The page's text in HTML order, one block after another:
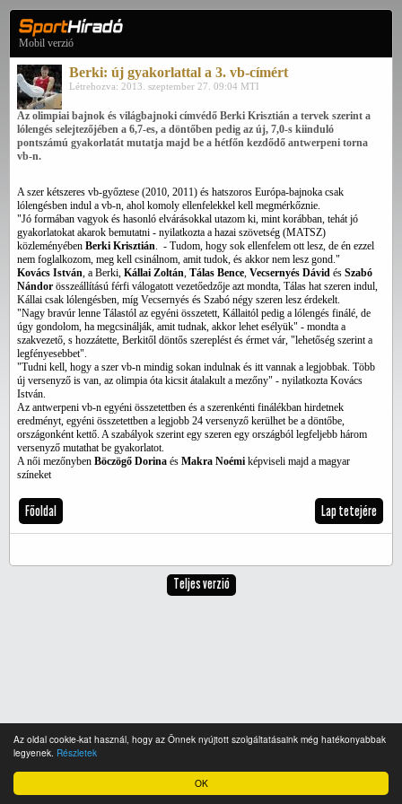
OK
Az oldal cookie-kat használ, hogy az Önnek nyújtott szolgáltatásaink még hatékonyabbak
legyenek. Részletek
Mobil verzió
Berki: új gyakorlattal a 3. vb-címért
Létrehozva: 2013. szeptember 27. 09:04 MTI
Az olimpiai bajnok és világbajnoki címvédő Berki Krisztián a tervek szerint a
lólengés selejtezőjében a 6,7-es, a döntőben pedig az új, 7,0-s kiinduló
pontszámú gyakorlatát mutatja majd be a hétfőn kezdődő antwerpeni torna
vb-n.
A szer kétszeres vb-győztese (2010, 2011) és hatszoros Európa-bajnoka csak
lólengésben indul a vb-n, ahol komoly ellenfelekkel kell megmérkőznie.
"Jó formában vagyok és hasonló elvárásokkal utazom ki, mint korábban, tehát jó
gyakorlatokat akarok bemutatni - nyilatkozta a hazai szövetség (MATSZ)
közleményében Berki Krisztián. - Tudom, hogy sok ellenfelem ott lesz, de én ezzel
nem foglalkozom, meg kell csinálnom, amit tudok, és akkor nem lesz gond."
Kovács István, a Berki, Kállai Zoltán, Tálas Bence, Vecsernyés Dávid és Szabó
Nándor összeállítású férfi válogatott vezetőedzője azt mondta, Tálas hat szeren indul,
Kállai csak lólengésben, míg Vecsernyés és Szabó négy szeren lesz érdekelt.
"Nagy bravúr lenne Tálastól az egyéni összetett, Kállaitól pedig a lólengés finálé, de
úgy gondolom, ha megcsinálják, amit tudnak, akkor lehet esélyük" - mondta a
szakvezető, s hozzátette, Berkitől döntős szereplést és érmet vár, "lehetőség szerint a
legfényesebbet".
"Tudni kell, hogy a szer vb-n mindig sokan indulnak és itt vannak a legjobbak. Több
új versenyző is van, az olimpia óta kicsit átalakult a mezőny" - nyilatkozta Kovács
István.
Az antwerpeni vb-n egyéni összetettben és a szerenkénti finálékban hirdetnek
eredményt, egyéni összetettben a legjobb 24 versenyző kerülhet be a döntőbe,
országonként kettő. A szabályok szerint egy szeren egy országból legfeljebb három
versenyző mutathat be gyakorlatot.
A női mezőnyben Böczögő Dorina és Makra Noémi képviseli majd a magyar
színeket
Főoldal Lap tetejére
Teljes verzió